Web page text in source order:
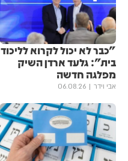
"כבר לא יכול לקרוא לליכוד
בית": גלעד ארדן השיק
מפלגה חדשה
אבי וידר 06.08.26